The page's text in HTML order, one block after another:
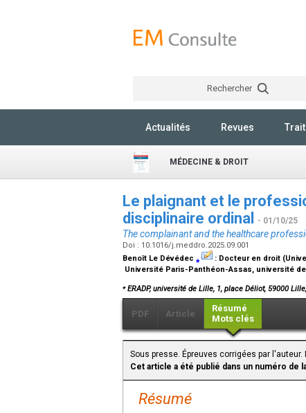
Rechercher
Actualités Revues
MÉDECINE & DROIT
Le plaignant et le
disciplinaire ordinal
- 01/10/25
The complainant and the healthcare
Doi : 10.1016/j.meddro.2025.09.001
Benoît Le Dévédec ⁎ : Docteur en droit
Université Paris-Panthéon-Assas, université de
⁎ERADP, université de Lille, 1, place Déliot, 59000
PDF Article
Résumé
Mots clés
Sous presse. Épreuves corrigées par
Cet article a été publié dans un numéro de
Résumé